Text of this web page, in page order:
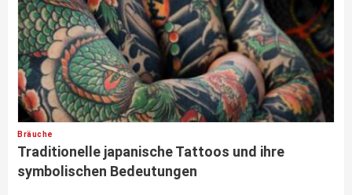
Bräuche
Traditionelle japanische Tattoos und ihre
symbolischen Bedeutungen